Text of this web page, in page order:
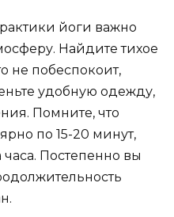
йоги важно
Найдите тихое
не побеспокоит,
удобную одежду,
Помните, что
по 15-20 минут,
Постепенно вы